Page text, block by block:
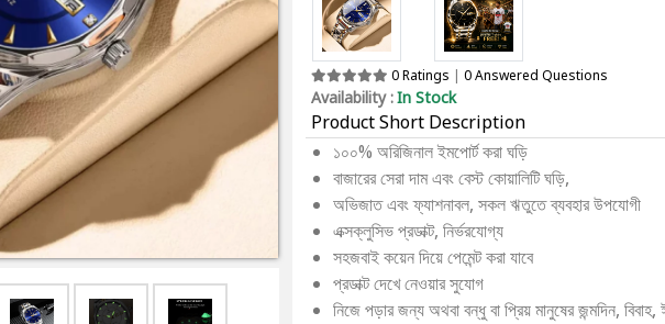
0 Ratings | 0 Answered Questions
Availability :In Stock
Product Short Description
১০০% অরিজিনাল ইমপোর্ট করা ঘড়ি
বাজারের সেরা দাম এবং বেস্ট কোয়ালিটি ঘড়ি,
অভিজাত এবং ফ্যাশনাবল, সকল ঋতুতে ব্যবহার উপযোগী
এক্সক্লুসিভ প্রডাক্ট, নির্ভরযোগ্য
সহজবাই কয়েন দিয়ে পেমেন্ট করা যাবে
প্রডাক্ট দেখে নেওয়ার সুযোগ
নিজে পড়ার জন্য অথবা বন্ধু বা প্রিয় মানুষের জন্মদিন,